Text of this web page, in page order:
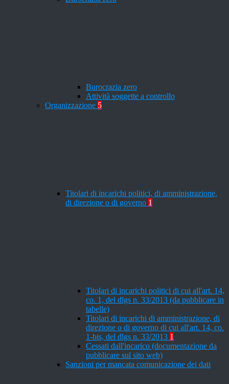
Burocrazia zero
Attività soggette a controllo
Organizzazione 5
Titolari di incarichi politici, di amministrazione,
di direzione o di governo 1
Titolari di incarichi politici di cui all'art. 14,
co. 1, del dlgs n. 33/2013 (da pubblicare in
tabelle)
Titolari di incarichi di amministrazione, di
direzione o di governo di cui all'art. 14, co.
1-bis, del dlgs n. 33/2013 1
Cessati dall'incarico (documentazione da
pubblicare sul sito web)
Sanzioni per mancata comunicazione dei dati